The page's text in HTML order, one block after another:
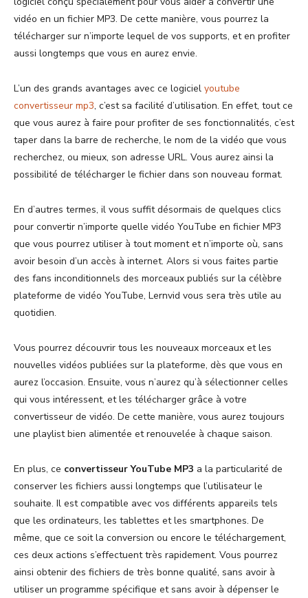
vidéo en un fichier MP3. De cette manière, vous pourrez la
télécharger sur n’importe lequel de vos supports, et en profiter
aussi longtemps que vous en aurez envie.
L’un des grands avantages avec ce logiciel youtube
convertisseur mp3, c’est sa facilité d’utilisation. En effet, tout ce
que vous aurez à faire pour profiter de ses fonctionnalités, c’est
taper dans la barre de recherche, le nom de la vidéo que vous
recherchez, ou mieux, son adresse URL. Vous aurez ainsi la
possibilité de télécharger le fichier dans son nouveau format.
En d’autres termes, il vous suffit désormais de quelques clics
pour convertir n’importe quelle vidéo YouTube en fichier MP3
que vous pourrez utiliser à tout moment et n’importe où, sans
avoir besoin d’un accès à internet. Alors si vous faites partie
des fans inconditionnels des morceaux publiés sur la célèbre
plateforme de vidéo YouTube, Lernvid vous sera très utile au
quotidien.
Vous pourrez découvrir tous les nouveaux morceaux et les
nouvelles vidéos publiées sur la plateforme, dès que vous en
aurez l’occasion. Ensuite, vous n’aurez qu’à sélectionner celles
qui vous intéressent, et les télécharger grâce à votre
convertisseur de vidéo. De cette manière, vous aurez toujours
une playlist bien alimentée et renouvelée à chaque saison.
En plus, ce convertisseur YouTube MP3 a la particularité de
conserver les fichiers aussi longtemps que l’utilisateur le
souhaite. Il est compatible avec vos différents appareils tels
que les ordinateurs, les tablettes et les smartphones. De
même, que ce soit la conversion ou encore le téléchargement,
ces deux actions s’effectuent très rapidement. Vous pourrez
ainsi obtenir des fichiers de très bonne qualité, sans avoir à
utiliser un programme spécifique et sans avoir à dépenser le